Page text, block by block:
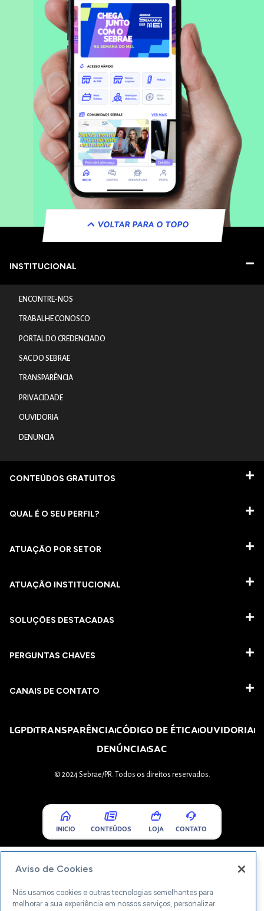
VOLTAR PARA O TOPO
INSTITUCIONAL
ENCONTRE-NOS
TRABALHE CONOSCO
PORTAL DO CREDENCIADO
SAC DO SEBRAE
TRANSPARÊNCIA
PRIVACIDADE
OUVIDORIA
DENUNCIA
CONTEÚDOS GRATUITOS
QUAL É O SEU PERFIL?
ATUAÇÃO POR SETOR
ATUAÇÃO INSTITUCIONAL
SOLUÇÕES DESTACADAS
PERGUNTAS CHAVES​
CANAIS DE CONTATO
LGPDTRANSPARÊNCIACÓDIGO DE ÉTICAOUVIDORIA
DENÚNCIASAC
© 2024 Sebrae/PR. Todos os direitos reservados.
INICIO CONTEÚDOS LOJA CONTATO
Aviso de Cookies
Nós usamos cookies e outras tecnologias semelhantes para
melhorar a sua experiência em nossos serviços, personalizar